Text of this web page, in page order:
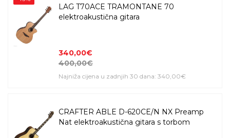
LAG T70ACE TRAMONTANE 70
elektroakustična gitara
340,00€
400,00€
Najniža cijena u zadnjih 30 dana: 340,00€
CRAFTER ABLE D-620CE/N NX Preamp
Nat elektroakustična gitara s torbom